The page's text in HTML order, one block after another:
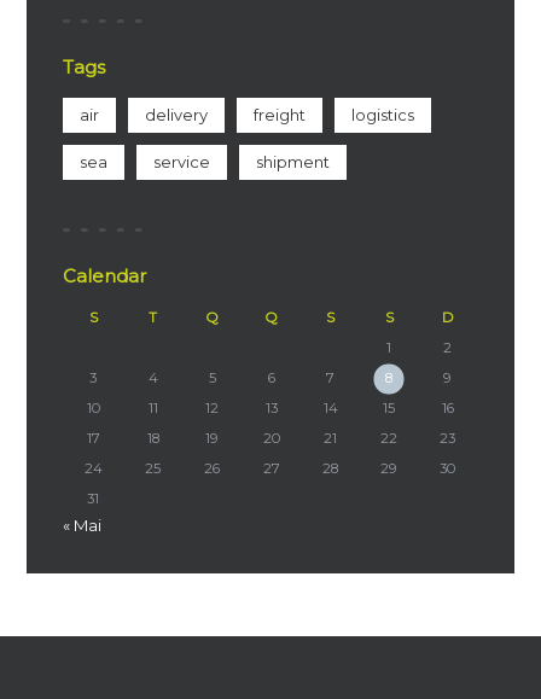
Tags
air delivery freight logistics
sea service shipment
Calendar
S T Q Q S S
D
1
2
3
4 5 6 7 8
9
10
11 12 13 14 15
16
17
18 19 20 21 22
23
24
25 26 27 28 29
30
31
« Mai